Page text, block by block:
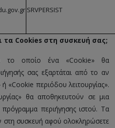
SRVPERSIST
τα Cookies στη συσκευή σας;
το οποίο ένα «Cookie» θα
σας εξαρτάται από το αν
«Cookie περιόδου λειτουργίας».
θα αποθηκευτούν σε μια
περιήγησης ιστού. Τα
συσκευή αφού ολοκληρώσετε